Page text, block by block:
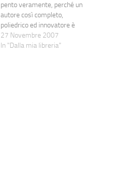
pento veramente, perché un
autore così completo,
poliedrico ed innovatore è
davvero difficile da trovare: se
consideriamo che molti suoi
27 Novembre 2007
In "Dalla mia libreria"